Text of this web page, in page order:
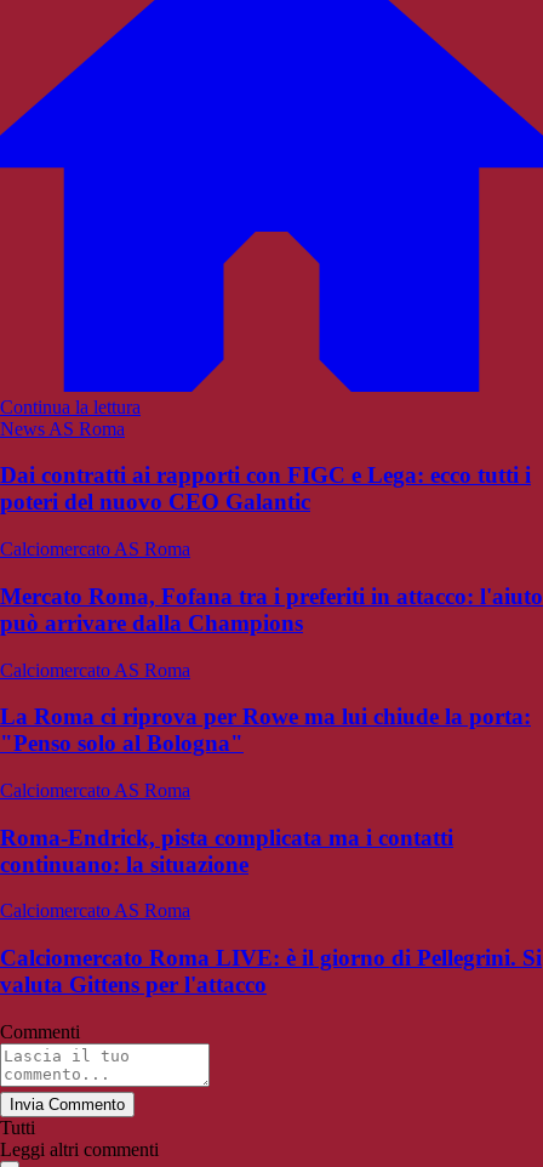
Continua la lettura
News AS Roma
Dai contratti ai rapporti con FIGC e Lega: ecco tutti i
poteri del nuovo CEO Galantic
Calciomercato AS Roma
Mercato Roma, Fofana tra i preferiti in attacco: l'aiuto
può arrivare dalla Champions
Calciomercato AS Roma
La Roma ci riprova per Rowe ma lui chiude la porta:
"Penso solo al Bologna"
Calciomercato AS Roma
Roma-Endrick, pista complicata ma i contatti
continuano: la situazione
Calciomercato AS Roma
Calciomercato Roma LIVE: è il giorno di Pellegrini. Si
valuta Gittens per l'attacco
Commenti
Invia Commento
Tutti
Leggi altri commenti